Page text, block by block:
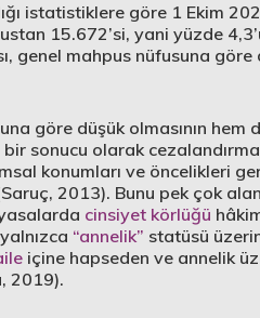
istatistiklere göre 1 Ekim
15.672’si, yani yüzde
genel mahpus nüfusuna
göre düşük olmasının
bir sonucu olarak
konumları ve öncelikleri
2013). Bunu pek çok
cinsiyet körlüğü
“annelik” statüsü
içine hapseden ve annelik
2019).